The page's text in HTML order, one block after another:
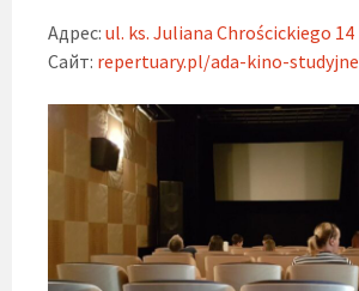
Адрес: ul. ks. Juliana Chrościckiego 14
Сайт: repertuary.pl/ada-kino-studyjne